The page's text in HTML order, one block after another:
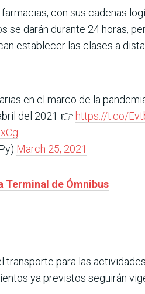
con sus cadenas
darán durante 24 horas,
establecer las clases a
en el marco de la
del 2021 👉 https://t.co/
March 25, 2021
Terminal de Ómnibus
transporte para las
ya previstos seguirán